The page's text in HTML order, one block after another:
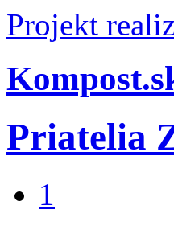
Projekt
Priatelia
1